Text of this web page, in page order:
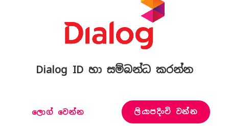
Dialog ID හා සම්බන්ධ කරන්න
ලොග් වෙන්න ලියාපදිංචි වන්න